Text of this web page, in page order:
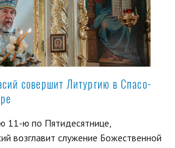
совершит Литургию в Спасо-
11-ю по Пятидесятнице,
возглавит служение Божественной